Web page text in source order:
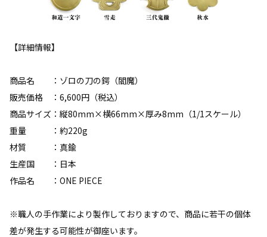
【詳細情報】
商品名 ：ゾロの刀の鍔（閻魔）
販売価格 ：6,600円（税込）
商品サイズ：縦80mm×横66mm×厚み8mm（1/1スケール）
重量 ：約220g
材質 ：真鍮
生産国 ：日本
作品名 ：ONE PIECE
※職人の手作業により製作しておりますので、商品に若干の個体
差が発生する可能性が御座います。